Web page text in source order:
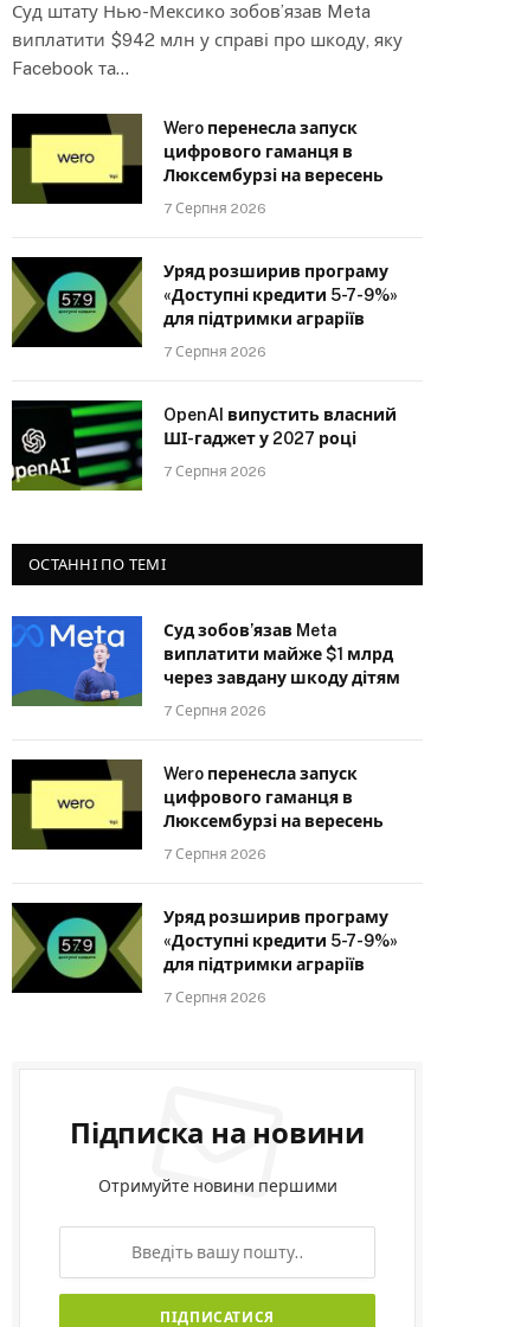
Суд штату Нью-Мексико зобов’язав Meta
виплатити $942 млн у справі про шкоду, яку
Facebook та…
Wero перенесла запуск
цифрового гаманця в
Люксембурзі на вересень
7 Серпня 2026
Уряд розширив програму
«Доступні кредити 5-7-9%»
для підтримки аграріїв
7 Серпня 2026
OpenAI випустить власний
ШІ-гаджет у 2027 році
7 Серпня 2026
ОСТАННІ ПО ТЕМІ
Суд зобов’язав Meta
виплатити майже $1 млрд
через завдану шкоду дітям
7 Серпня 2026
Wero перенесла запуск
цифрового гаманця в
Люксембурзі на вересень
7 Серпня 2026
Уряд розширив програму
«Доступні кредити 5-7-9%»
для підтримки аграріїв
7 Серпня 2026
Підписка на новини
Отримуйте новини першими